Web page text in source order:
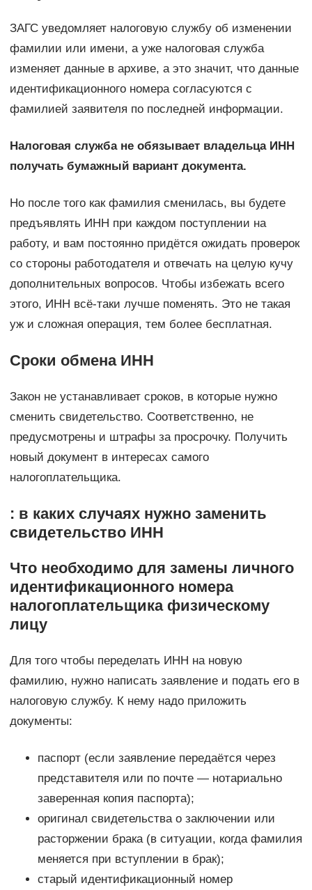
ЗАГС уведомляет налоговую службу об изменении
фамилии или имени, а уже налоговая служба
изменяет данные в архиве, а это значит, что данные
идентификационного номера согласуются с
фамилией заявителя по последней информации.
Налоговая служба не обязывает владельца ИНН
получать бумажный вариант документа.
Но после того как фамилия сменилась, вы будете
предъявлять ИНН при каждом поступлении на
работу, и вам постоянно придётся ожидать проверок
со стороны работодателя и отвечать на целую кучу
дополнительных вопросов. Чтобы избежать всего
этого, ИНН всё-таки лучше поменять. Это не такая
уж и сложная операция, тем более бесплатная.
Сроки обмена ИНН
Закон не устанавливает сроков, в которые нужно
сменить свидетельство. Соответственно, не
предусмотрены и штрафы за просрочку. Получить
новый документ в интересах самого
налогоплательщика.
: в каких случаях нужно заменить
свидетельство ИНН
Что необходимо для замены личного
идентификационного номера
налогоплательщика физическому
лицу
Для того чтобы переделать ИНН на новую
фамилию, нужно написать заявление и подать его в
налоговую службу. К нему надо приложить
документы:
паспорт (если заявление передаётся через
представителя или по почте — нотариально
заверенная копия паспорта);
оригинал свидетельства о заключении или
расторжении брака (в ситуации, когда фамилия
меняется при вступлении в брак);
старый идентификационный номер